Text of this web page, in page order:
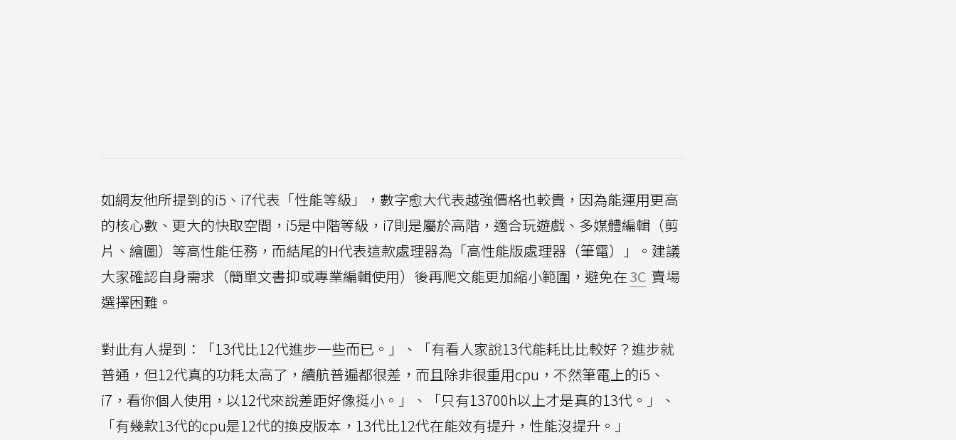
如網友他所提到的i5、i7代表「性能等級」，數字愈大代表越強價格也較貴，因為能運用更高
的核心數、更大的快取空間，i5是中階等級，i7則是屬於高階，適合玩遊戲、多媒體編輯（剪
片、繪圖）等高性能任務，而結尾的H代表這款處理器為「高性能版處理器（筆電）」。建議
大家確認自身需求（簡單文書抑或專業編輯使用）後再爬文能更加縮小範圍，避免在3C 賣場
選擇困難。
對此有人提到：「13代比12代進步一些而已。」、「有看人家說13代能耗比比較好？進步就
普通，但12代真的功耗太高了，續航普遍都很差，而且除非很重用cpu，不然筆電上的i5、
i7，看你個人使用，以12代來說差距好像挺小。」、「只有13700h以上才是真的13代。」、
「有幾款13代的cpu是12代的換皮版本，13代比12代在能效有提升，性能沒提升。」